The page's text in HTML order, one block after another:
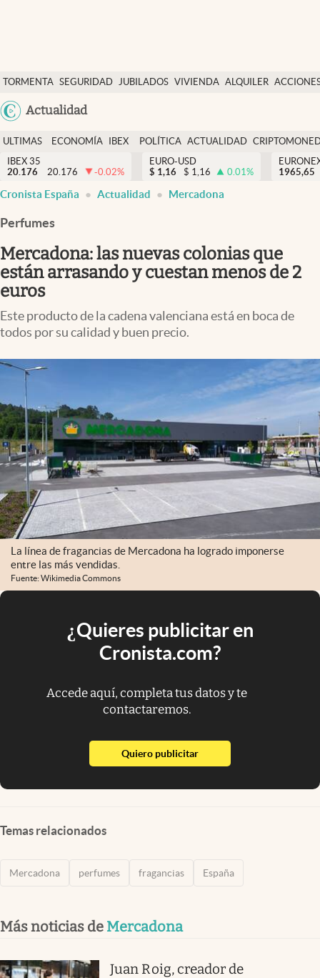
TORMENTA SEGURIDAD JUBILADOS VIVIENDA ALQUILER
USA
Actualidad
Economía y finanzas
Política
Actualidad
Criptomonedas
España
ULTIMAS
NOTICIAS
ECONOMÍA
FINANZAS
IBEX
EURO
POLÍTICA ACTUALIDAD
IBEX 35
20.176
20.176 -0.02%
EURO-USD
$ 1,16 $ 1,16 0.01%
1965,65
Cronista España Actualidad Mercadona
Perfumes
Mercadona: las nuevas colonias que
están arrasando y cuestan menos de 2
euros
Este producto de la cadena valenciana está en boca de
todos por su calidad y buen precio.
La línea de fragancias de Mercadona ha logrado imponerse
entre las más vendidas.
Fuente: Wikimedia Commons
¿Quieres publicitar en
Cronista.com?
Accede aquí, completa tus datos y te
contactaremos.
Quiero publicitarabre en nueva pestaña
Temas relacionados
Mercadona perfumes fragancias España
Más noticias de Mercadona
Juan Roig, creador de